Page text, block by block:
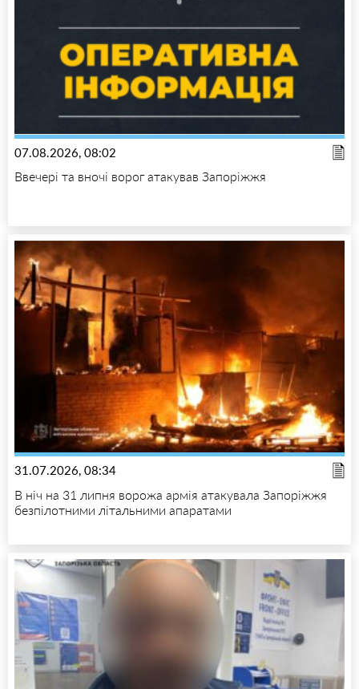
07.08.2026, 08:02
Ввечері та вночі ворог атакував Запоріжжя
31.07.2026, 08:34
В ніч на 31 липня ворожа армія атакувала Запоріжжя
безпілотними літальними апаратами